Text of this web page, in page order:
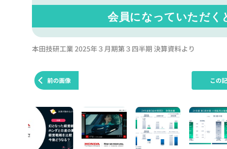
会員になっていただく
本田技研工業 2025年３月期第３四半期 決算資料より
前の画像 この